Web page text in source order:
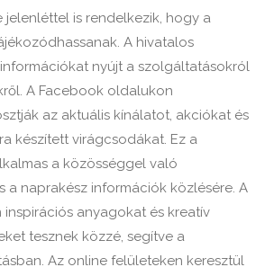
jelenléttel is rendelkezik, hogy a
A hivatalos
nyújt a szolgáltatásokról
A Facebook oldalukon
az aktuális kínálatot, akciókat és
készített virágcsodákat. Ez a
a közösséggel való
a naprakész információk közlésére. A
inspirációs anyagokat és kreatív
tesznek közzé, segítve a
Az online felületeken keresztül